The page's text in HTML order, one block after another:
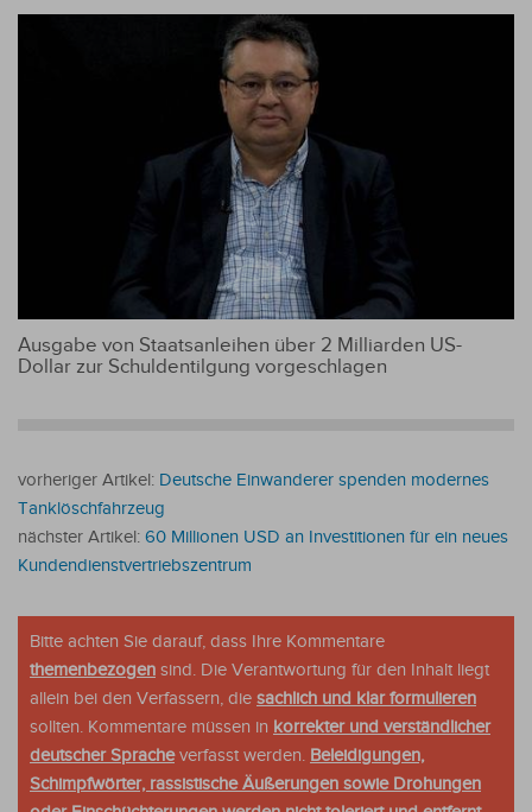
Ausgabe von Staatsanleihen über 2 Milliarden US-
Dollar zur Schuldentilgung vorgeschlagen
vorheriger Artikel: Deutsche Einwanderer spenden modernes
Tanklöschfahrzeug
nächster Artikel: 60 Millionen USD an Investitionen für ein neues
Kundendienstvertriebszentrum
Bitte achten Sie darauf, dass Ihre Kommentare
themenbezogen sind. Die Verantwortung für den Inhalt liegt
allein bei den Verfassern, die sachlich und klar formulieren
sollten. Kommentare müssen in korrekter und verständlicher
deutscher Spracheverfasst werden. Beleidigungen,
Schimpfwörter, rassistische Äußerungen sowie Drohungen